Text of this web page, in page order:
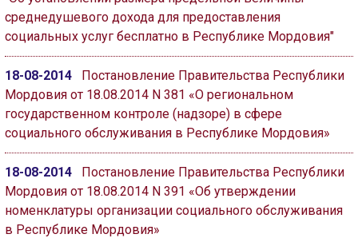
среднедушевого дохода для предоставления
социальных услуг бесплатно в Республике Мордовия"
18-08-2014
Постановление Правительства Республики
Мордовия от 18.08.2014 N 381 «О региональном
государственном контроле (надзоре) в сфере
социального обслуживания в Республике Мордовия»
18-08-2014
Постановление Правительства Республики
Мордовия от 18.08.2014 N 391 «Об утверждении
номенклатуры организации социального обслуживания
в Республике Мордовия»